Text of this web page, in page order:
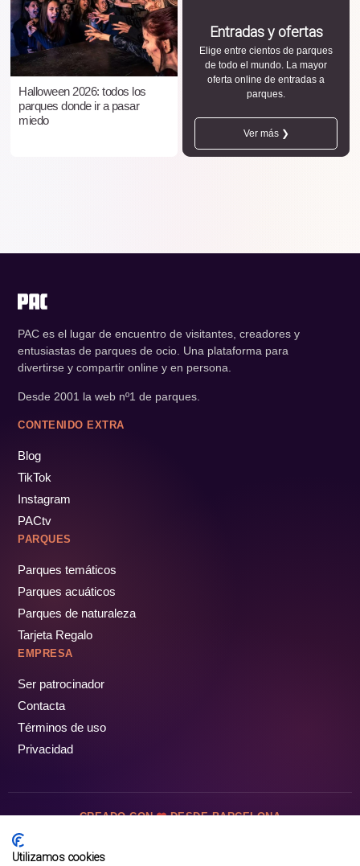
Halloween 2026: todos los
parques donde ir a pasar
miedo
Entradas y ofertas
Elige entre cientos de parques
de todo el mundo. La mayor
oferta online de entradas a
parques.
Ver más ❯
PAC es el lugar de encuentro de visitantes, creadores y
entusiastas de parques de ocio. Una plataforma para
divertirse y compartir online y en persona.
Desde 2001 la web nº1 de parques.
CONTENIDO EXTRA
Blog
TikTok
Instagram
PACtv
PARQUES
Parques temáticos
Parques acuáticos
Parques de naturaleza
Tarjeta Regalo
EMPRESA
Ser patrocinador
Contacta
Términos de uso
Privacidad
CREADO CON DESDE BARCELONA
Utilizamos cookies